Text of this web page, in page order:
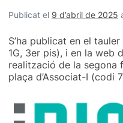
Publicat el 9 d’abril de 2025
S’ha publicat en el
1G, 3er pis), i en la web
realització de la segona
plaça d’Associat-I (codi